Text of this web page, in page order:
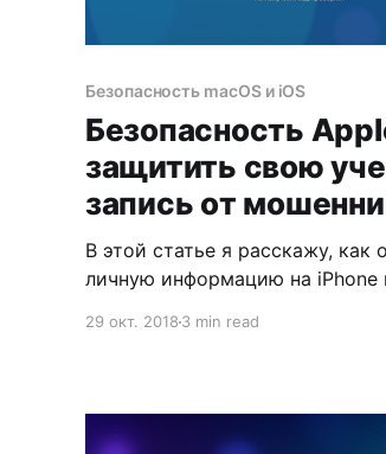
Безопасность macOS и iOS
Безопасность
защитить свою
запись от
В этой статье я расскажу, как
личную информацию на iPhone
29 окт. 2018 3 min read